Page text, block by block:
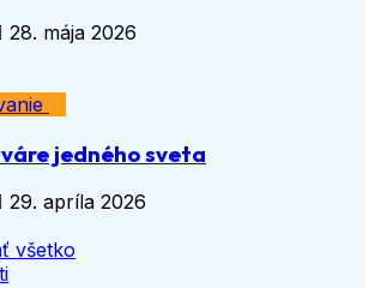
28. mája 2026
jedného sveta
29. apríla 2026
všetko